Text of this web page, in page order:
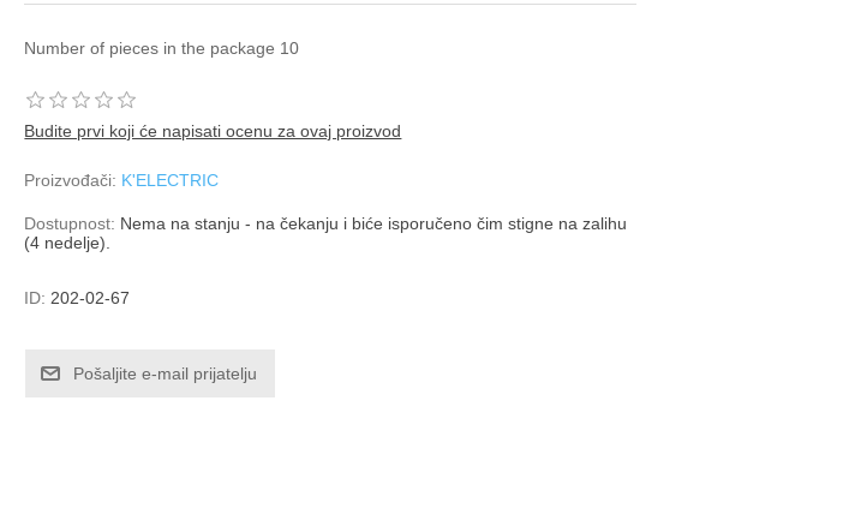
Number of pieces in the package 10
Budite prvi koji će napisati ocenu za ovaj proizvod
Proizvođači: K'ELECTRIC
Dostupnost: Nema na stanju - na čekanju i biće isporučeno čim stigne na zalihu
(4 nedelje).
ID: 202-02-67